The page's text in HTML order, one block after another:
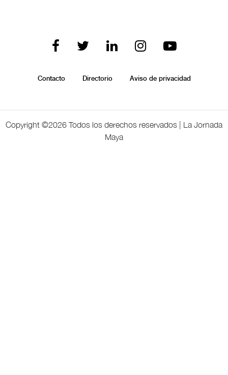
Contacto Directorio Aviso de privacidad
Copyright ©2026 Todos los derechos reservados | La Jornada
Maya